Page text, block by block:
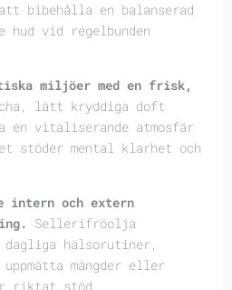
en balanserad
hud vid regelbunden
miljöer med en frisk,
lätt kryddiga doft
vitaliserande atmosfär
stöder mental klarhet och
intern och extern
Sellerifröolja
hälsorutiner,
mängder eller
riktat stöd.